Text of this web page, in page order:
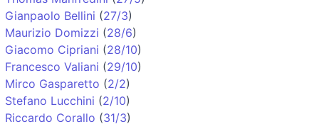
Gianpaolo Bellini (27/3)
Maurizio Domizzi (28/6)
Giacomo Cipriani (28/10)
Francesco Valiani (29/10)
Mirco Gasparetto (2/2)
Stefano Lucchini (2/10)
Riccardo Corallo (31/3)